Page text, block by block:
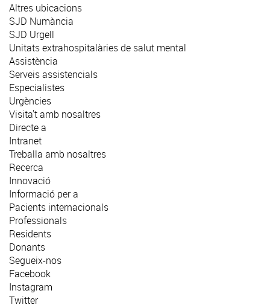
Altres ubicacions
SJD Numància
SJD Urgell
Unitats extrahospitalàries de salut mental
Assistència
Serveis assistencials
Especialistes
Urgències
Visita't amb nosaltres
Directe a
Intranet
Treballa amb nosaltres
Recerca
Innovació
Informació per a
Pacients internacionals
Professionals
Residents
Donants
Segueix-nos
Facebook
Instagram
Twitter